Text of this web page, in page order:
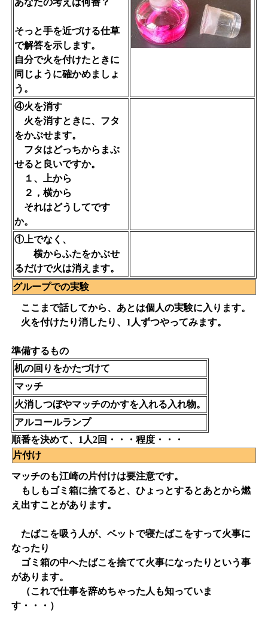
あなたの考えは何番？
そっと手を近づける仕草
で解答を示します。
自分で火を付けたときに
同じように確かめましょ
う。
④火を消す
火を消すときに、フタ
をかぶせます。
フタはどっちからまぶ
せると良いですか。
１、上から
２，横から
それはどうしてです
か。
①上でなく、
横からふたをかぶせ
るだけで火は消えます。
グループでの実験
ここまで話してから、あとは個人の実験に入ります。
火を付けたり消したり、1人ずつやってみます。
準備するもの
机の回りをかたづけて
マッチ
火消しつぼやマッチのかすを入れる入れ物。
アルコールランプ
順番を決めて、1人2回・・・程度・・・
片付け
マッチのも江崎の片付けは要注意です。
もしもゴミ箱に捨てると、ひょっとするとあとから燃
え出すことがあります。
たばこを吸う人が、ベットで寝たばこをすって火事に
なったり
ゴミ箱の中へたばこを捨てて火事になったりという事
があります。
（これで仕事を辞めちゃった人も知っていま
す・・・）